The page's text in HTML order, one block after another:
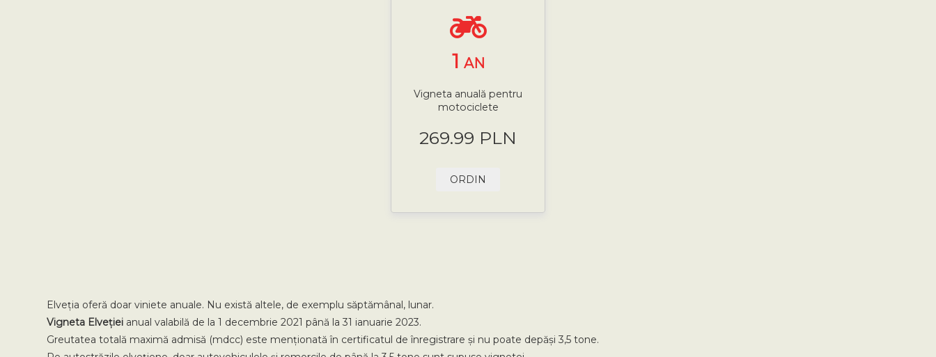
1 AN
Vigneta anuală pentru
motociclete
269.99 PLN
ORDIN
Elveția oferă doar viniete anuale. Nu există altele, de exemplu săptămânal, lunar.
Vigneta Elveției anual valabilă de la 1 decembrie 2021 până la 31 ianuarie 2023.
Greutatea totală maximă admisă (mdcc) este menționată în certificatul de înregistrare și nu poate depăși 3,5 tone.